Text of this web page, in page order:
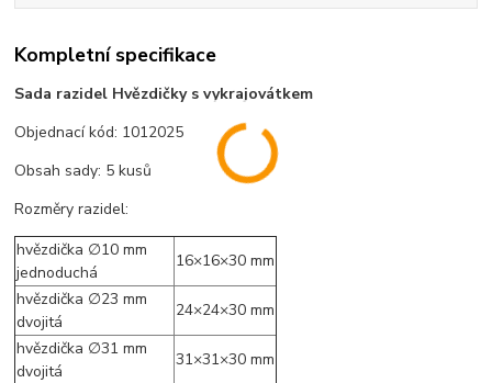
Kompletní specifikace
Sada razidel Hvězdičky s vykrajovátkem
Objednací kód: 1012025
Obsah sady: 5 kusů
Rozměry razidel:
hvězdička ∅10 mm
jednoduchá
16×16×30 mm
hvězdička ∅23 mm
dvojitá
24×24×30 mm
hvězdička ∅31 mm
dvojitá
31×31×30 mm